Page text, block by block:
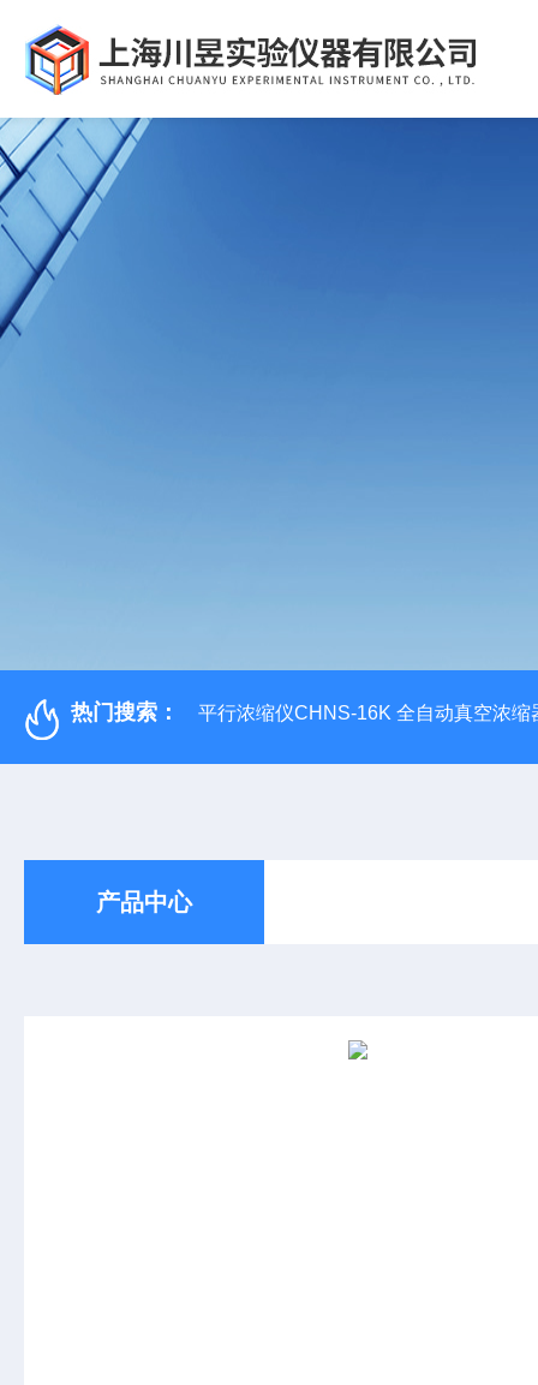
热门搜索： 平行浓缩仪CHNS-16K 全自动真空浓缩
产品中心